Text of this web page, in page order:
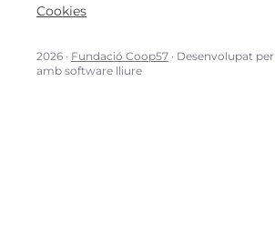
Cookies
2026 · Fundació Coop57 · Desenvolupat per
amb software lliure